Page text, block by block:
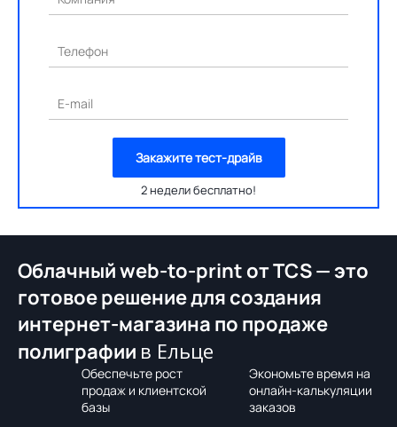
Телефон
E-mail
Закажите тест-драйв
2 недели бесплатно!
Облачный web-to-print от TCS — это
готовое решение для создания
интернет-магазина по продаже
полиграфии в Ельце
Обеспечьте рост
продаж и клиентской
базы
Экономьте время на
онлайн-калькуляции
заказов